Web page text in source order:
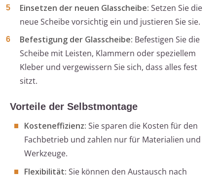
Einsetzen der neuen Glasscheibe: Setzen Sie die
neue Scheibe vorsichtig ein und justieren Sie sie.
Befestigung der Glasscheibe: Befestigen Sie die
Scheibe mit Leisten, Klammern oder speziellem
Kleber und vergewissern Sie sich, dass alles fest
sitzt.
Vorteile der Selbstmontage
Kosteneffizienz: Sie sparen die Kosten für den
Fachbetrieb und zahlen nur für Materialien und
Werkzeuge.
Flexibilität: Sie können den Austausch nach